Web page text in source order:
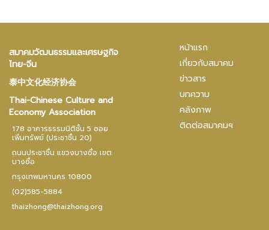
สมาคมวัฒนธรรมและเศรษฐกิจ
ไทย-จีน
泰中文化经济协会
Thai-Chinese Culture and
Economy Association
178 อาคารธรรมนิติชั้น 5 ซอย
เพิ่มทรัพย์ (ประชาชื่น 20)
ถนนประชาชื่น แขวงบางซื่อ เขต
บางซื่อ
กรุงเทพมหานคร 10800
(02)585-5884
thaizhong@thaizhong.org
หน้าแรก
เกี่ยวกับสมาคม
ข่าวสาร
บทความ
คลังภาพ
ติดต่อสมาคมฯ